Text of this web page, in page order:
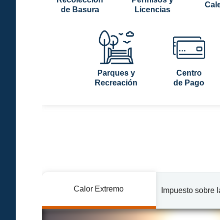
de Basura
Licencias
Parques y
Recreación
Centro
de Pago
Calor Extremo Impuesto sobre